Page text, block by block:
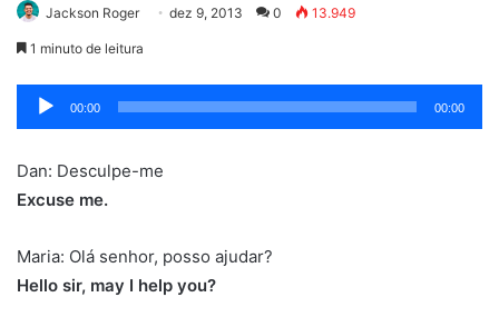
Jackson Roger dez 9, 2013 0 13.949
1 minuto de leitura
Tocador
de
00:00 00:00
Dan: Desculpe-me
Excuse me.
Maria: Olá senhor, posso ajudar?
Hello sir, may I help you?